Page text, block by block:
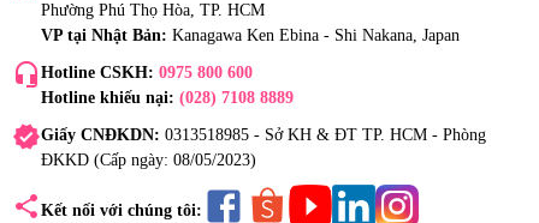
Phường Phú Thọ Hòa, TP. HCM
VP tại Nhật Bản: Kanagawa Ken Ebina - Shi Nakana, Japan
headset_mic Hotline CSKH: 0975 800 600
Hotline khiếu nại: (028) 7108 8889
verifiedGiấy CNĐKDN: 0313518985 - Sở KH & ĐT TP. HCM - Phòng
ĐKKD (Cấp ngày: 08/05/2023)
share Kết nối với chúng tôi: